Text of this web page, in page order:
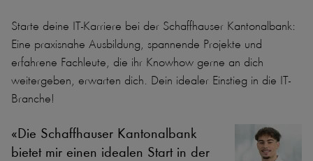
Starte deine IT-Karriere bei der Schaffhauser Kantonalbank:
Eine praxisnahe Ausbildung, spannende Projekte und
erfahrene Fachleute, die ihr Knowhow gerne an dich
weitergeben, erwarten dich. Dein idealer Einstieg in die IT-
Branche!
Die Schaffhauser Kantonalbank
bietet mir einen idealen Start in der